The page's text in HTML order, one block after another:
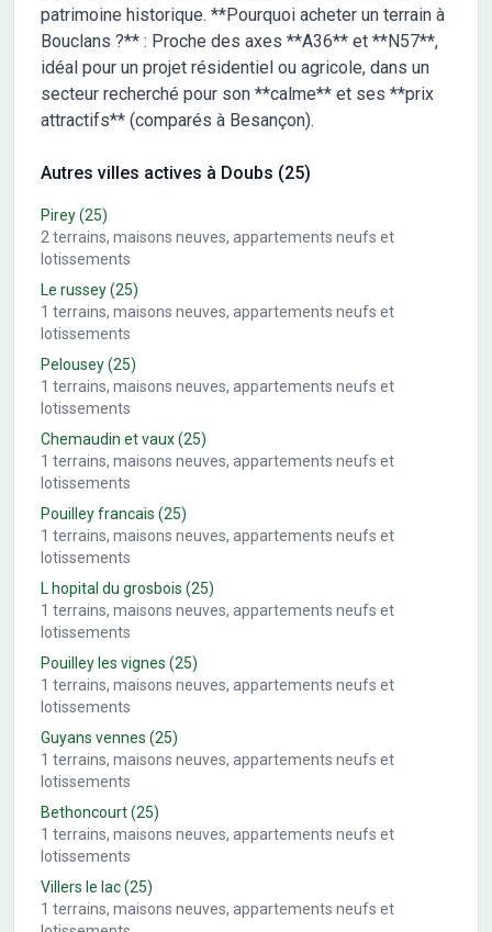
patrimoine historique. **Pourquoi acheter un terrain à
Bouclans ?** : Proche des axes **A36** et **N57**,
idéal pour un projet résidentiel ou agricole, dans un
secteur recherché pour son **calme** et ses **prix
attractifs** (comparés à Besançon).
Autres villes actives à Doubs (25)
Pirey(25)
2 terrains, maisons neuves, appartements neufs et
lotissements
Le russey(25)
1 terrains, maisons neuves, appartements neufs et
lotissements
Pelousey(25)
1 terrains, maisons neuves, appartements neufs et
lotissements
Chemaudin et vaux(25)
1 terrains, maisons neuves, appartements neufs et
lotissements
Pouilley francais (25)
1 terrains, maisons neuves, appartements neufs et
lotissements
L hopital du grosbois (25)
1 terrains, maisons neuves, appartements neufs et
lotissements
Pouilley les vignes (25)
1 terrains, maisons neuves, appartements neufs et
lotissements
Guyans vennes (25)
1 terrains, maisons neuves, appartements neufs et
lotissements
Bethoncourt(25)
1 terrains, maisons neuves, appartements neufs et
lotissements
Villers le lac(25)
1 terrains, maisons neuves, appartements neufs et